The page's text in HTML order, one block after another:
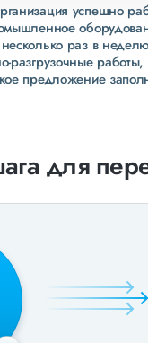
успешно
раз в
разгрузочные
предложение
для